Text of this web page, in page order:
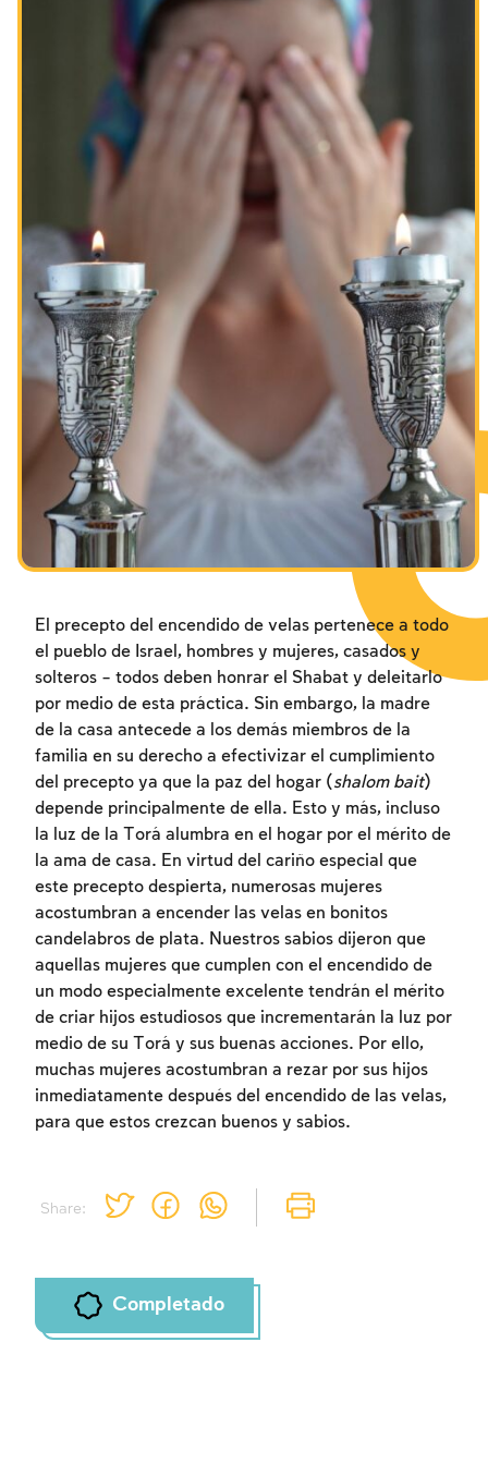
Los ayunos por la destrucción del Templo
Share:
El precepto del encendido de velas pertenece a todo
el pueblo de Israel, hombres y mujeres, casados y
solteros – todos deben honrar el Shabat y deleitarlo
por medio de esta práctica. Sin embargo, la madre
de la casa antecede a los demás miembros de la
familia en su derecho a efectivizar el cumplimiento
del precepto ya que la paz del hogar (shalom bait)
depende principalmente de ella. Esto y más, incluso
la luz de la Torá alumbra en el hogar por el mérito de
la ama de casa. En virtud del cariño especial que
este precepto despierta, numerosas mujeres
acostumbran a encender las velas en bonitos
candelabros de plata. Nuestros sabios dijeron que
aquellas mujeres que cumplen con el encendido de
un modo especialmente excelente tendrán el mérito
de criar hijos estudiosos que incrementarán la luz por
medio de su Torá y sus buenas acciones. Por ello,
muchas mujeres acostumbran a rezar por sus hijos
inmediatamente después del encendido de las velas,
para que estos crezcan buenos y sabios.
Completado
Inscripcion requerida
Para marcar lo estudiado debe conectarse
a su cuenta o inscribirse.
Inscripcion Conectarse